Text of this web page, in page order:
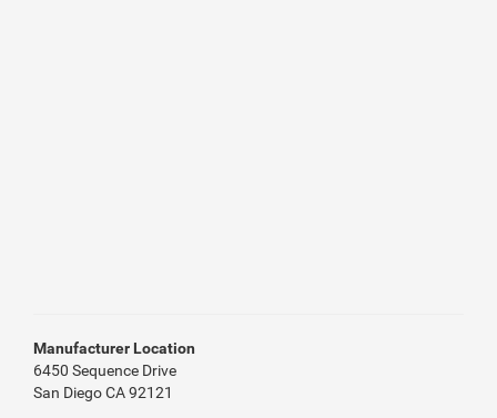
Manufacturer Location
6450 Sequence Drive
San Diego CA 92121